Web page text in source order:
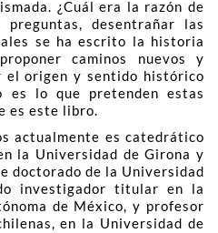
¿Cuál era la razón de
preguntas, desentrañar las
se ha escrito la historia
caminos nuevos y
el origen y sentido histórico
es lo que pretenden estas
es este libro.
actualmente es catedrático
la Universidad de Girona y
doctorado de la Universidad
investigador titular en la
de México, y profesor
en la Universidad de